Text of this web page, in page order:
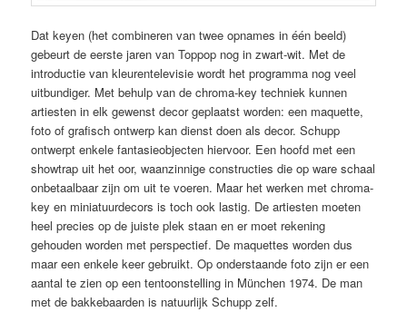
Dat keyen (het combineren van twee opnames in één beeld)
gebeurt de eerste jaren van Toppop nog in zwart-wit. Met de
introductie van kleurentelevisie wordt het programma nog veel
uitbundiger. Met behulp van de chroma-key techniek kunnen
artiesten in elk gewenst decor geplaatst worden: een maquette,
foto of grafisch ontwerp kan dienst doen als decor. Schupp
ontwerpt enkele fantasieobjecten hiervoor. Een hoofd met een
showtrap uit het oor, waanzinnige constructies die op ware schaal
onbetaalbaar zijn om uit te voeren. Maar het werken met chroma-
key en miniatuurdecors is toch ook lastig. De artiesten moeten
heel precies op de juiste plek staan en er moet rekening
gehouden worden met perspectief. De maquettes worden dus
maar een enkele keer gebruikt. Op onderstaande foto zijn er een
aantal te zien op een tentoonstelling in München 1974. De man
met de bakkebaarden is natuurlijk Schupp zelf.